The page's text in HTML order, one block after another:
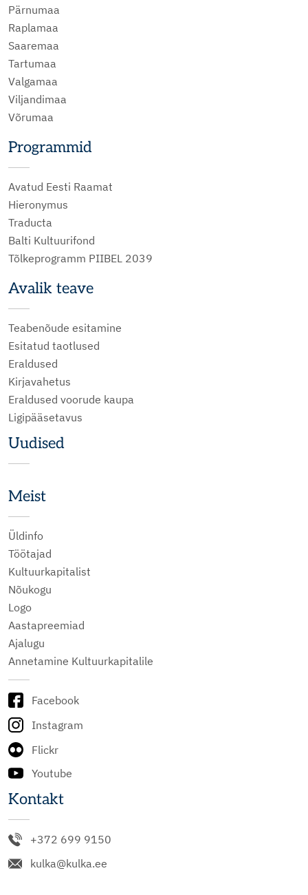
Pärnumaa
Raplamaa
Saaremaa
Tartumaa
Valgamaa
Viljandimaa
Võrumaa
Programmid
Avatud Eesti Raamat
Hieronymus
Traducta
Balti Kultuurifond
Tõlkeprogramm PIIBEL 2039
Avalik teave
Teabenõude esitamine
Esitatud taotlused
Eraldused
Kirjavahetus
Eraldused voorude kaupa
Ligipääsetavus
Uudised
Meist
Üldinfo
Töötajad
Kultuurkapitalist
Nõukogu
Logo
Aastapreemiad
Ajalugu
Annetamine Kultuurkapitalile
Facebook
Instagram
Flickr
Youtube
Kontakt
+372 699 9150
kulka@kulka.ee